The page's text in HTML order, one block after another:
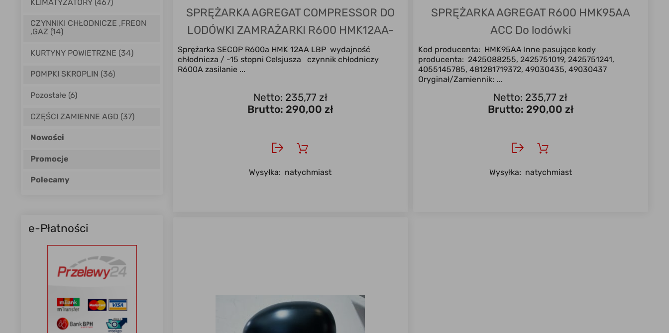
KLIMATYZATORY (467)
CZYNNIKI CHŁODNICZE ,FREON
,GAZ (14)
KURTYNY POWIETRZNE (34)
POMPKI SKROPLIN (36)
Pozostałe (6)
CZĘŚCI ZAMIENNE AGD (37)
Nowości
Promocje
Polecamy
e-Płatności
SPRĘŻARKA AGREGAT COMPRESSOR DO
LODÓWKI ZAMRAŻARKI R600 HMK12AA-
198W
Sprężarka SECOP R600a HMK 12AA LBP wydajność
chłodnicza / -15 stopni Celsjusza czynnik chłodniczy
R600A zasilanie ...
Netto: 235,77 zł
Brutto: 290,00 zł
Wysyłka: natychmiast
SPRĘŻARKA AGREGAT R600 HMK95AA
ACC Do lodówki
Kod producenta: HMK95AA Inne pasujące kody
producenta: 2425088255, 2425751019, 2425751241,
4055145785, 481281719372, 49030435, 49030437
Oryginał/Zamiennik: ...
Netto: 235,77 zł
Brutto: 290,00 zł
Wysyłka: natychmiast